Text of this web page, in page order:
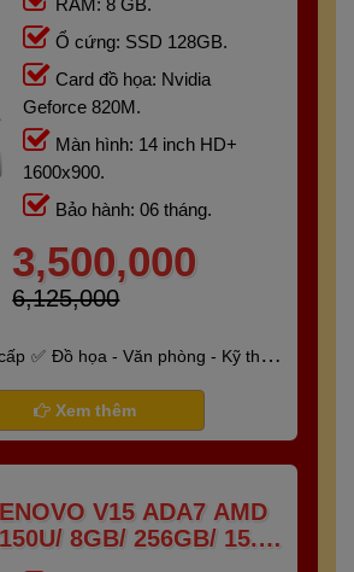
RAM: 8 GB.
Ổ cứng: SSD 128GB.
Card đồ họa: Nvidia
Geforce 820M.
Màn hình: 14 inch HD+
1600x900.
Bảo hành: 06 tháng.
3,500,000
6,125,000
Đồ họa - Văn phòng - Kỹ thuật
hành 6 tháng
Xem thêm
V15 ADA7 AMD
8GB/ 256GB/ 15.6"